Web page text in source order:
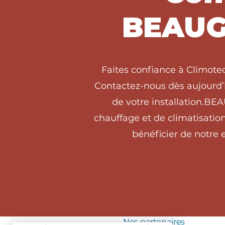
Faites confiance à
Contactez-nous dès
de votre
chauffage et de
bénéficier de notre
Nos partenaires